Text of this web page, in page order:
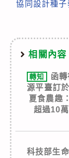
協同設計種
相關內容
轉知
函
源平臺訂
夏食農趣
超過10
科技部生